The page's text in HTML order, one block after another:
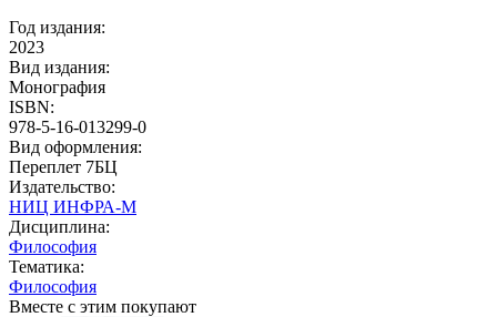
Год издания:
2023
Вид издания:
Монография
ISBN:
978-5-16-013299-0
Вид оформления:
Переплет 7БЦ
Издательство:
НИЦ ИНФРА-М
Дисциплина:
Философия
Тематика:
Философия
Вместе с этим покупают